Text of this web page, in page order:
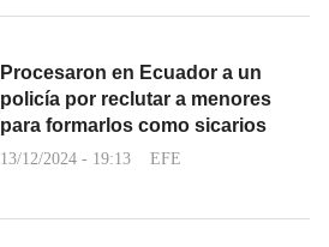
Procesaron en Ecuador a un
policía por reclutar a menores
para formarlos como sicarios
13/12/2024 - 19:13 EFE